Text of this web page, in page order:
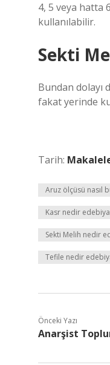
4, 5 veya hatta
kullanılabilir.
Sekti
Bundan dolayı
fakat yerinde
Tarih:
Aruz ölçüsü nasıl
Kasr nedir
Sekti Melih nedir
Tefile nedir
Önceki Yazı
Anarşist